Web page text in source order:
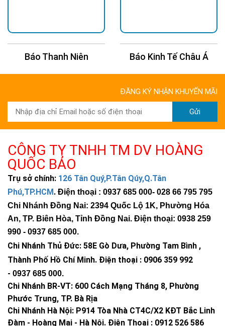
Bảo Hành 5 Năm
Ưu điểm của đèn led sân pickleball 300W
Quang thông mạnh 39.000 lumen – Chiếu sáng
vượt trội
Với quang thông lên đến ≥39.000lm, đèn pha LED 300W Philips
Báo Kinh Tế Châu Á Báo 24H
ĐĂNG KÝ NHẬN KHUYẾN MÃI
Gửi
CÔNG TY TNHH TM DV HOÀNG
QUỐC BẢO
Trụ sở chính: 126 Tân Quý,P.Tân Qúy,Q.Tân
Phú,TP.HCM. Điện thoại : 0937 685 000- 028 66 795 795
Chi Nhánh Đồng Nai: 2394 Quốc Lộ 1K, Phường Hóa
An, TP. Biên Hòa, Tỉnh Đồng Nai. Điện thoại: 0938 259
990 - 0937 685 000.
Chi Nhánh Thủ Đức: 58E Gò Dưa, Phường Tam Bình ,
Thành Phố Hồ Chí Minh. Điện thoại : 0906 359 992
- 0937 685 000.
Chi Nhánh BR-VT: 600 Cách Mạng Tháng 8, Phường
Phước Trung, TP. Bà Rịa
Chi Nhánh Hà Nội: P914 Tòa Nhà CT4C/X2 KĐT Bắc Linh
Đàm - Hoàng Mai - Hà Nội. Điện Thoại : 0912 526 586